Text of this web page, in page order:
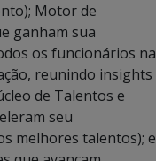
Motor de
ganham sua
os funcionários na
reunindo insights
de Talentos e
seu
melhores talentos); e